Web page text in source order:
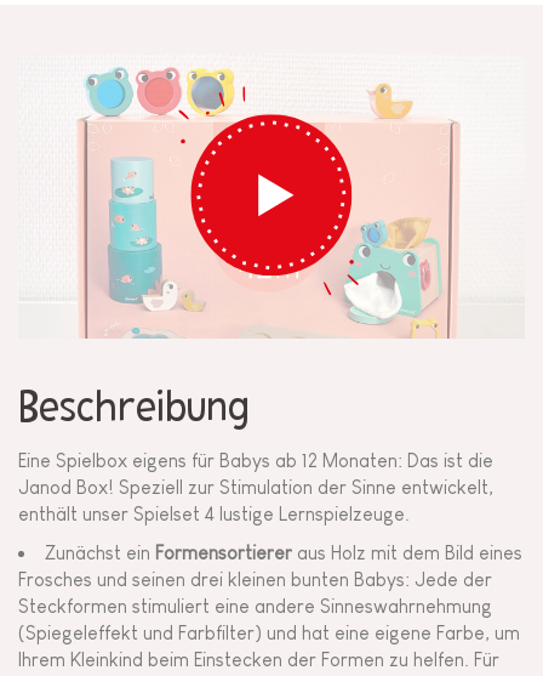
Beschreibung
Eine Spielbox eigens für Babys ab 12 Monaten: Das ist die
Janod Box! Speziell zur Stimulation der Sinne entwickelt,
enthält unser Spielset 4 lustige Lernspielzeuge.
Zunächst ein Formensortierer aus Holz mit dem Bild eines
Frosches und seinen drei kleinen bunten Babys: Jede der
Steckformen stimuliert eine andere Sinneswahrnehmung
(Spiegeleffekt und Farbfilter) und hat eine eigene Farbe, um
Ihrem Kleinkind beim Einstecken der Formen zu helfen. Für